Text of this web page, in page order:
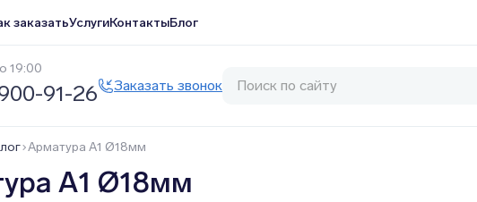
заказатьУслугиКонтактыБлог
19:00
91-26 Заказать звонок
Арматура А1 Ø18мм
А1 Ø18мм